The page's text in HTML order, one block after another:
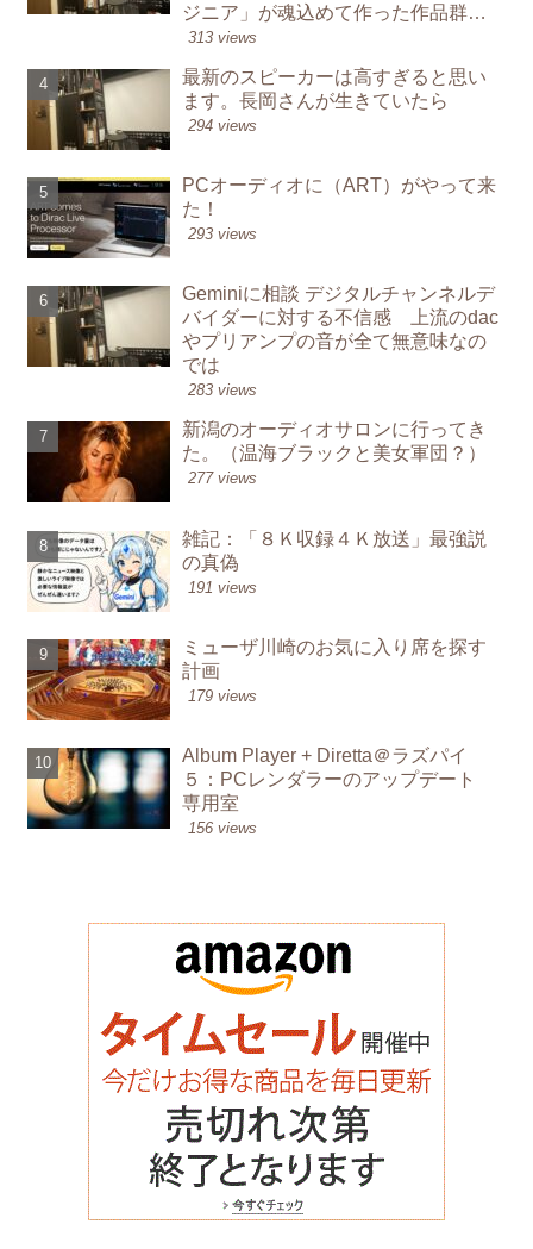
ジニア」が魂込めて作った作品群か
ら学んでオーディオを鳴らす楽し
313 views
最新のスピーカーは高すぎると思い
ます。長岡さんが生きていたら
294 views
PCオーディオに（ART）がやって来
た！
293 views
Geminiに相談 デジタルチャンネルデ
バイダーに対する不信感 上流のdac
やプリアンプの音が全て無意味なの
では
283 views
新潟のオーディオサロンに行ってき
た。（温海ブラックと美女軍団？）
277 views
雑記：「８Ｋ収録４Ｋ放送」最強説
の真偽
191 views
ミューザ川崎のお気に入り席を探す
計画
179 views
Album Player + Diretta＠ラズパイ
５：PCレンダラーのアップデート
専用室
156 views